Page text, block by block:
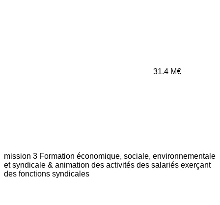
31.4 M€
mission 3 Formation économique, sociale, environnementale
et syndicale & animation des activités des salariés exerçant
des fonctions syndicales